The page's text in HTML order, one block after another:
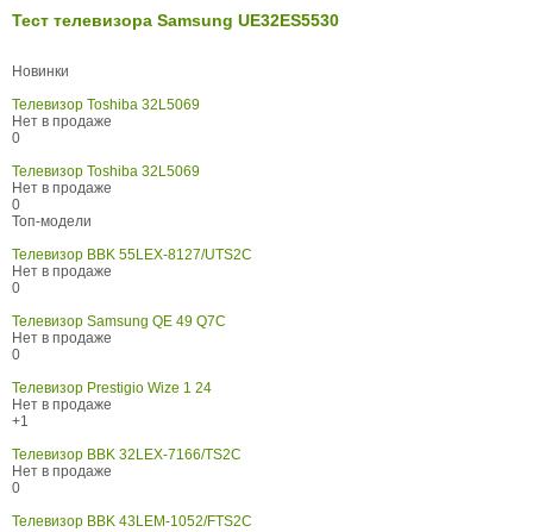
Тест телевизора Samsung UE32ES5530
Новинки
Телевизор Toshiba 32L5069
Нет в продаже
0
Телевизор Toshiba 32L5069
Нет в продаже
0
Топ-модели
Телевизор BBK 55LEX-8127/UTS2C
Нет в продаже
0
Телевизор Samsung QE 49 Q7C
Нет в продаже
0
Телевизор Prestigio Wize 1 24
Нет в продаже
+1
Телевизор BBK 32LEX-7166/TS2C
Нет в продаже
0
Телевизор BBK 43LEM-1052/FTS2C